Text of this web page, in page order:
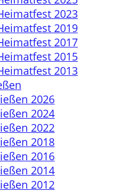
2023
2019
2017
2015
2013
2026
2024
2022
2018
2016
2014
2012